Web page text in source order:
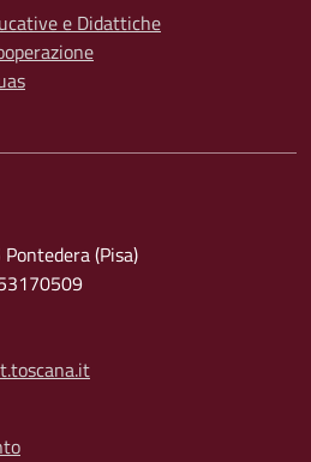
e Didattiche
(Pisa)